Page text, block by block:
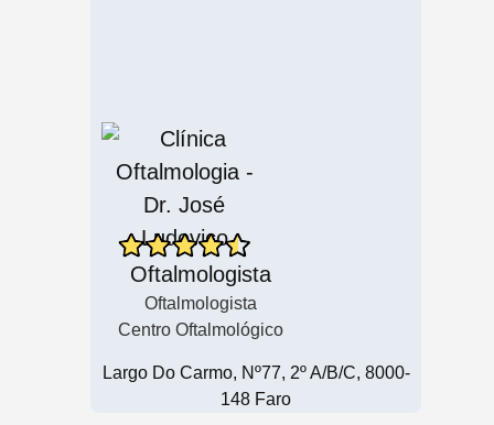
Oftalmologista
Oftalmologista
Centro Oftalmológico
Largo Do Carmo, Nº77, 2º A/B/C, 8000-
148 Faro